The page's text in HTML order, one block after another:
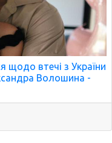
щодо втечі з України
Волошина -